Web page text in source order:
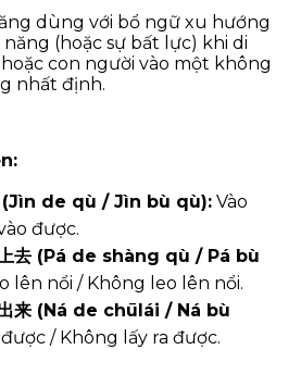
dùng với bổ ngữ xu hướng
(hoặc sự bất lực) khi di
con người vào một không
nhất định.
(Jìn de qù / Jìn bù qù): Vào
được.
上去 (Pá de shàng qù / Pá bù
lên nổi / Không leo lên nổi.
来 (Ná de chūlái / Ná bù
được / Không lấy ra được.